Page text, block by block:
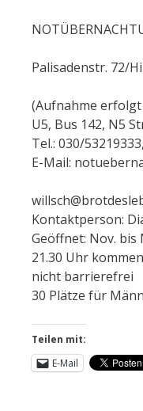
Palisadenstr. 72/
(Aufnahme
U5, Bus 142, N5
Tel.: 030/
E-Mail:
Kontaktperson:
Geöffnet: Nov. bis
21.30 Uhr
nicht barrierefrei
30 Plätze für
Teilen mit:
E-Mail